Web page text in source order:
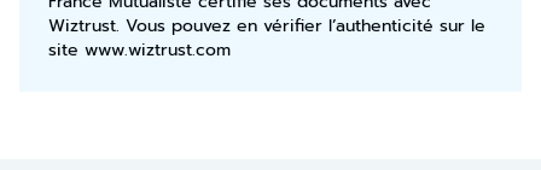
Wiztrust. Vous pouvez en vérifier l’authenticité sur le
site www.wiztrust.com